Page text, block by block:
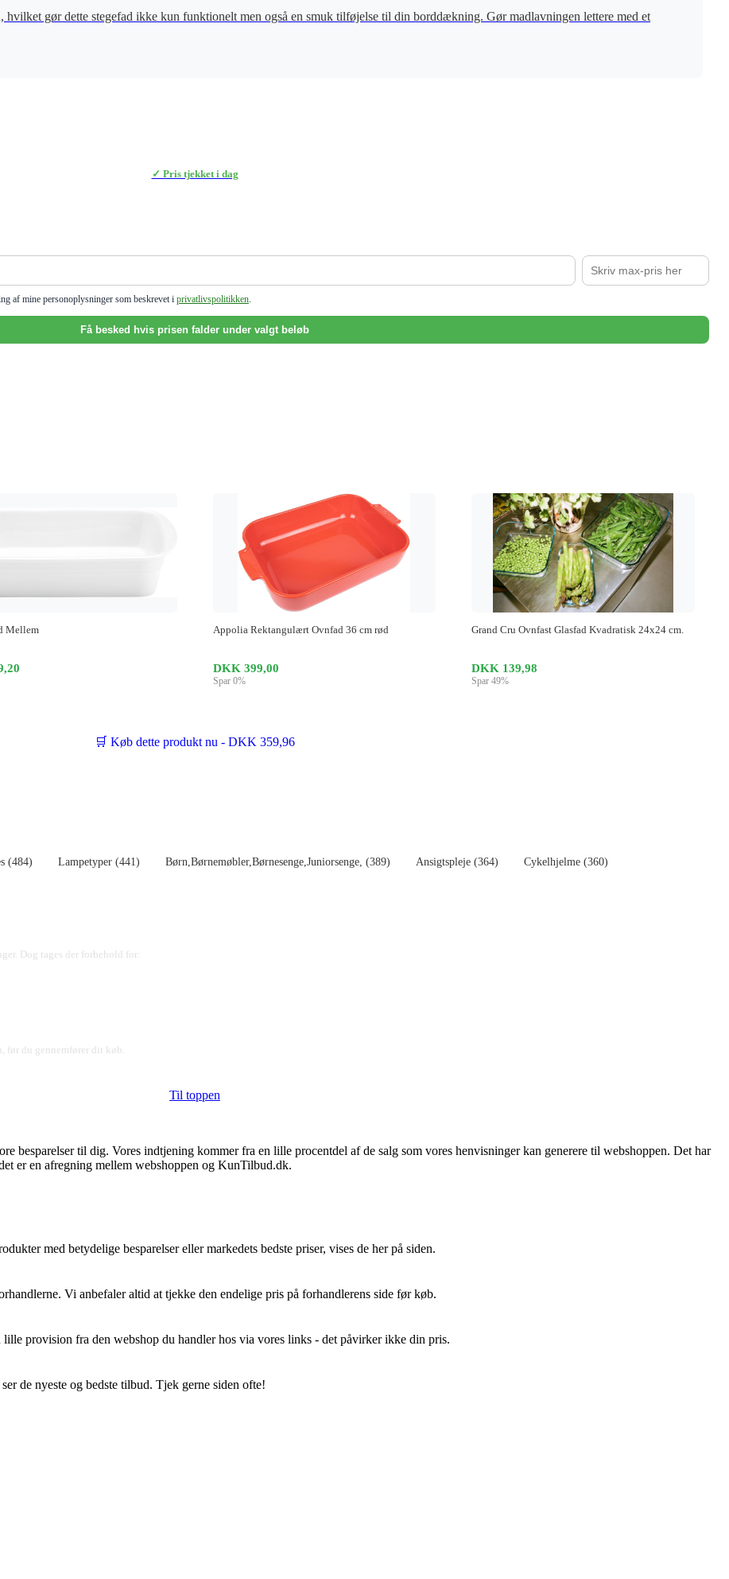
gør dette stegefad ikke kun funktionelt men også en smuk tilføjelse til din borddækning. Gør madlavningen lettere med et
✓ Pris tjekket i dag
af mine personoplysninger som beskrevet i privatlivspolitikken
Få besked hvis prisen falder under valgt beløb
Mellem Appolia Rektangulært Ovnfad 36 cm rød
DKK 399,00
Spar 0%
Grand Cru Ovnfast Glasfad Kvadratisk 24x24 cm.
DKK 139,98
Spar 49%
🛒 Køb dette produkt nu - DKK 359,96
(484) Lampetyper (441) Børn,Børnemøbler,Børnesenge,Juniorsenge, (389) Ansigtspleje (364) Cykelhjelme (360)
Dog tages der forbehold for:
før du gennemfører dit køb.
Til toppen
besparelser til dig. Vores indtjening kommer fra en lille procentdel af de salg som vores henvisninger kan generere til webshoppen. Det har
er en afregning mellem webshoppen og KunTilbud.dk.
med betydelige besparelser eller markedets bedste priser, vises de her på siden.
Vi anbefaler altid at tjekke den endelige pris på forhandlerens side før køb.
provision fra den webshop du handler hos via vores links - det påvirker ikke din pris.
de nyeste og bedste tilbud. Tjek gerne siden ofte!